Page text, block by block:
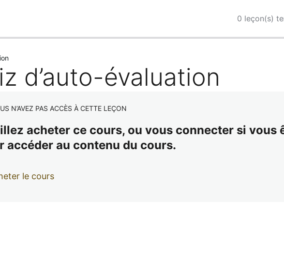
0 leçon(s)
d’auto-évaluation
N’AVEZ PAS ACCÈS À CETTE LEÇON
acheter ce cours, ou vous connecter si vous
accéder au contenu du cours.
le cours